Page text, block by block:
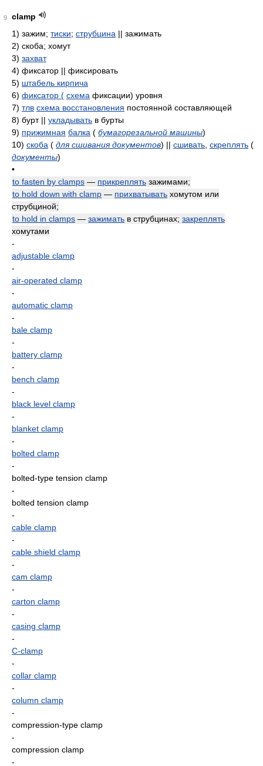
9
clamp
1) зажим; тиски; струбцина || зажимать
2) скоба; хомут
3) захват
4) фиксатор || фиксировать
5) штабель кирпича
6) фиксатор ( схема фиксации) уровня
7) тлв схема восстановления постоянной составляющей
8) бурт || укладывать в бурты
9) прижимная балка ( бумагорезальной машины)
10) скоба ( для сшивания документов) || сшивать скреплять (
документы)
•
to fasten by clamps — прикреплять зажимами;
to hold down with clamp — прихватывать хомутом или
струбциной;
to hold in clamps — зажимать в струбцинах; закреплять
хомутами
-
adjustable clamp
-
air-operated clamp
-
automatic clamp
-
bale clamp
-
battery clamp
-
bench clamp
-
black level clamp
-
blanket clamp
-
bolted clamp
-
bolted-type tension clamp
-
bolted tension clamp
-
cable clamp
-
cable shield clamp
-
cam clamp
-
carton clamp
-
casing clamp
-
C-clamp
-
collar clamp
-
column clamp
-
compression-type clamp
-
compression clamp
-